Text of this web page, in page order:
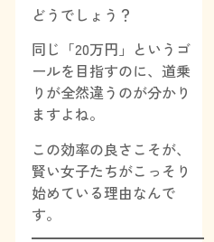
どうでしょう？
同じ「20万円」というゴ
ールを目指すのに、道乗
りが全然違うのが分かり
ますよね。
この効率の良さこそが、
賢い女子たちがこっそり
始めている理由なんで
す。